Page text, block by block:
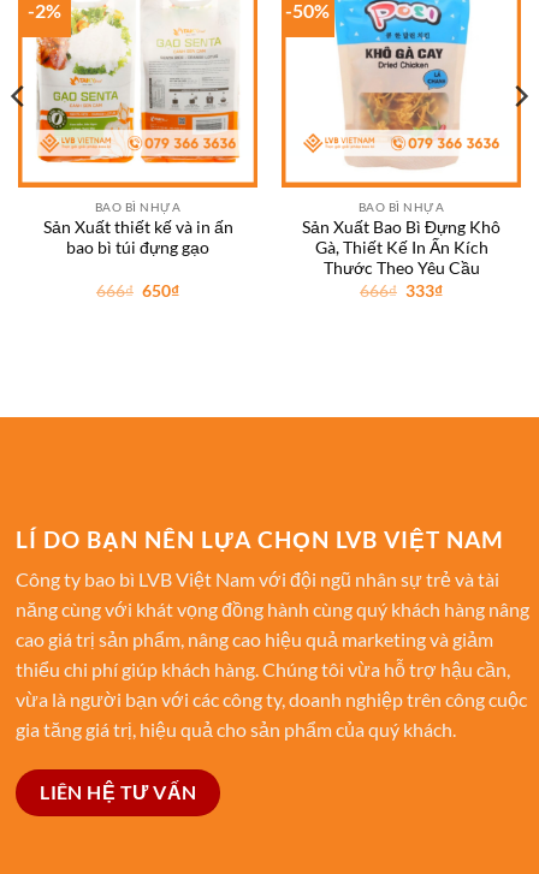
-2%
Add to
BAO BÌ NHỰA
Sản Xuất thiết kế và in ấn
bao bì túi đựng gạo
666₫ Giá
650₫Giá
-50%
Add to
wishlist
BAO BÌ NHỰA
Sản Xuất Bao Bì Đựng Khô
Gà, Thiết Kế In Ấn Kích
Thước Theo Yêu Cầu
666₫ Giá
333₫Giá
LÍ DO BẠN NÊN LỰA CHỌN LVB VIỆT NAM
Công ty bao bì LVB Việt Nam với đội ngũ nhân sự trẻ và tài
năng cùng với khát vọng đồng hành cùng quý khách hàng nâng
cao giá trị sản phẩm, nâng cao hiệu quả marketing và giảm
thiểu chi phí giúp khách hàng. Chúng tôi vừa hỗ trợ hậu cần,
vừa là người bạn với các công ty, doanh nghiệp trên công cuộc
gia tăng giá trị, hiệu quả cho sản phẩm của quý khách.
LIÊN HỆ TƯ VẤN